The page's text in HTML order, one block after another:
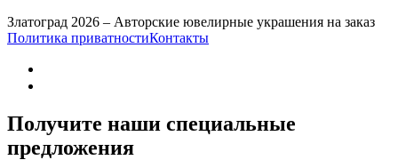
Златоград 2026 – Авторские ювелирные украшения на заказ
Политика приватностиКонтакты
Получите наши специальные
предложения